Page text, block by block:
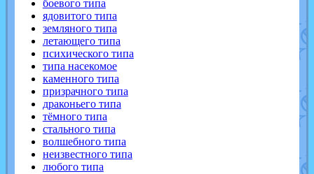
боевого типа
ядовитого типа
земляного типа
летающего типа
психического типа
типа насекомое
каменного типа
призрачного типа
драконьего типа
тёмного типа
стального типа
волшебного типа
неизвестного типа
любого типа